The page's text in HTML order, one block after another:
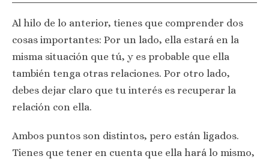
Al hilo de lo anterior, tienes que comprender dos
cosas importantes: Por un lado, ella estará en la
misma situación que tú, y es probable que ella
también tenga otras relaciones. Por otro lado,
debes dejar claro que tu interés es recuperar la
relación con ella.
Ambos puntos son distintos, pero están ligados.
Tienes que tener en cuenta que ella hará lo mismo,